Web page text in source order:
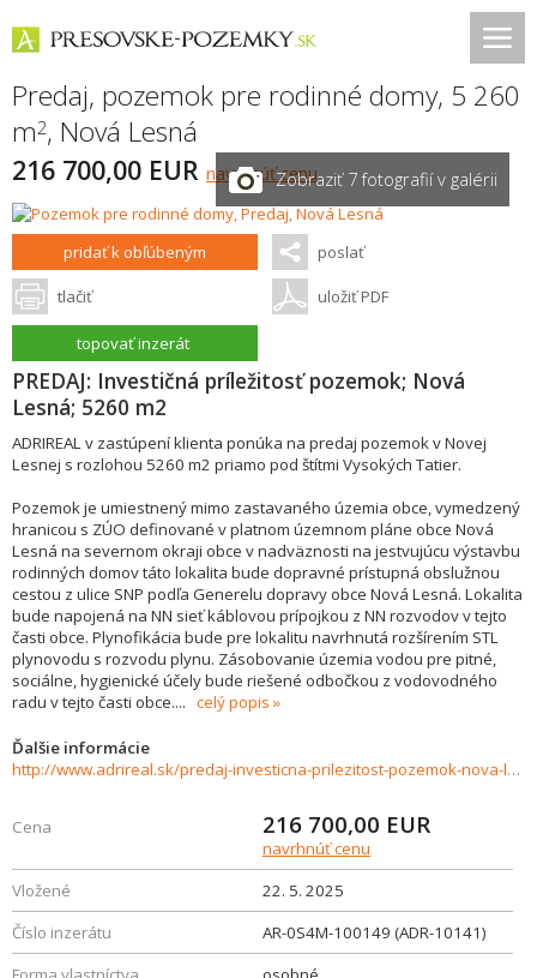
Predaj, pozemok pre rodinné domy, 5 260
m2, Nová Lesná
216 700,00 EUR navrhnúť cenuZobraziť 7 fotografií v galérii
pridať k obľúbeným poslať
tlačiť uložiť PDF
topovať inzerát
PREDAJ: Investičná príležitosť pozemok; Nová
Lesná; 5260 m2
ADRIREAL v zastúpení klienta ponúka na predaj pozemok v Novej
Lesnej s rozlohou 5260 m2 priamo pod štítmi Vysokých Tatier.
Pozemok je umiestnený mimo zastavaného územia obce, vymedzený
hranicou s ZÚO definované v platnom územnom pláne obce Nová
Lesná na severnom okraji obce v nadväznosti na jestvujúcu výstavbu
rodinných domov táto lokalita bude dopravné prístupná obslužnou
cestou z ulice SNP podľa Generelu dopravy obce Nová Lesná. Lokalita
bude napojená na NN sieť káblovou prípojkou z NN rozvodov v tejto
časti obce. Plynofikácia bude pre lokalitu navrhnutá rozšírením STL
plynovodu s rozvodu plynu. Zásobovanie územia vodou pre pitné,
sociálne, hygienické účely bude riešené odbočkou z vodovodného
radu v tejto časti obce.... celý popis
Ďalšie informácie
http://www.adrireal.sk/predaj-investicna-prilezitost-pozemok-nova-lesna-5260-m2-905166
Cena 216 700,00 EUR
navrhnúť cenu
Vložené
22. 5. 2025
Číslo inzerátu
AR-0S4M-100149 (ADR-10141)